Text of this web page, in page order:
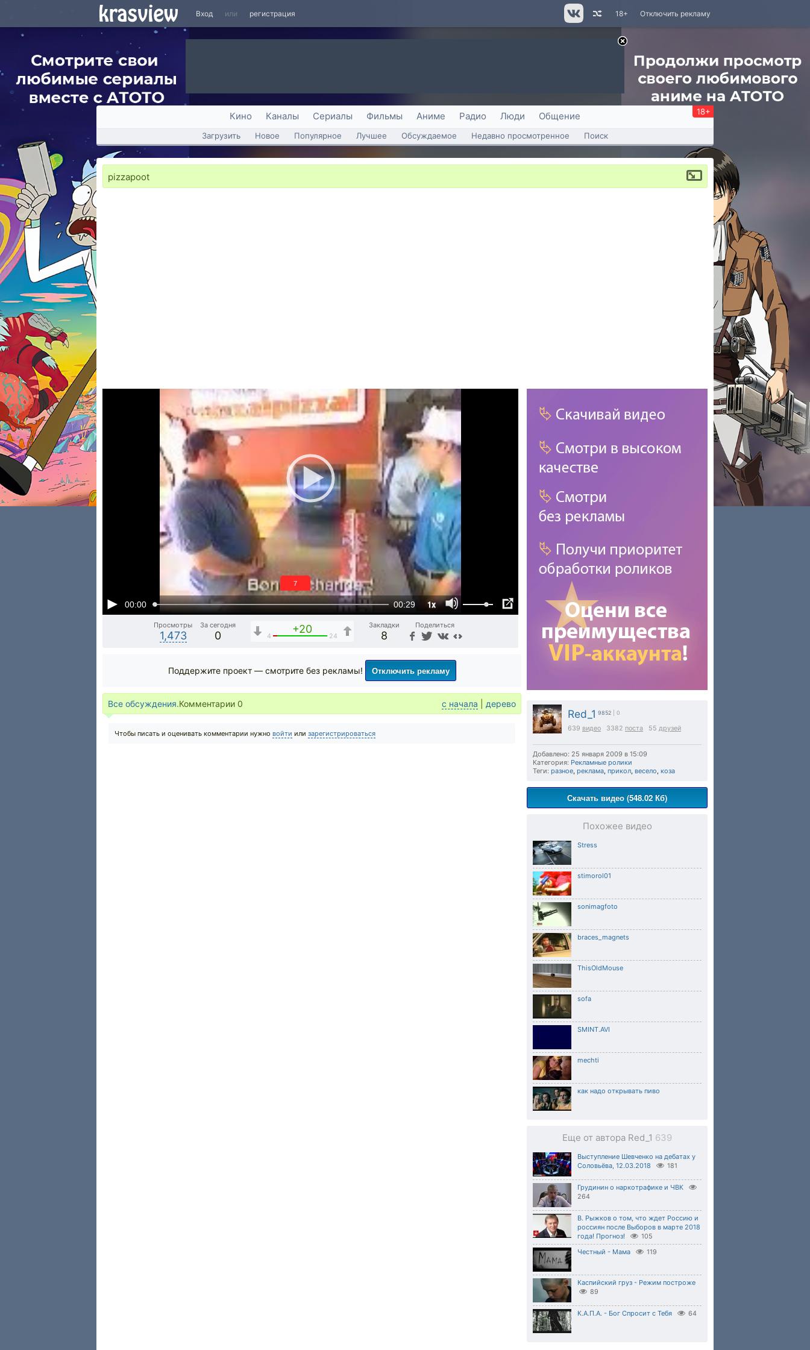
Вход или регистрация Отключить рекламу
18+
Кино Каналы Сериалы Фильмы Аниме Радио Люди Общение 18+
Загрузить Новое Популярное Лучшее Обсуждаемое Недавно просмотренное Поиск
pizzapoot
00:00 00:29 1x
6
Просмотры
1,473
За сегодня
0
+20
4 24
Закладки
8
Поделиться
Red_1 9852 | 0
639 видео 3382 поста 55 друзей
Добавлено: 25 января 2009 в 15:09
Категория: Рекламные ролики
Теги: разное, реклама, прикол, весело, коза
Скачать видео (548.02 Кб)
Похожее видео
Stress
stimorol01
sonimagfoto
braces_magnets
ThisOldMouse
sofa
SMINT.AVI
mechti
как надо открывать пиво
Еще от автора Red_1 639
Выступление Шевченко на дебатах у
Соловьёва, 12.03.2018
181
Грудинин о наркотрафике и ЧВК
264
В. Рыжков о том, что ждет Россию и
россиян после Выборов в марте 2018
года! Прогноз!
105
Честный - Мама 119
Каспийский груз - Режим построже
89
К.А.П.А. - Бог Спросит с Тебя 64
Поддержите проект — смотрите без рекламы! Отключить рекламу
Все обсуждения.Комментарии 0 с начала дерево
Чтобы писать и оценивать комментарии нужно войти или зарегистрироваться